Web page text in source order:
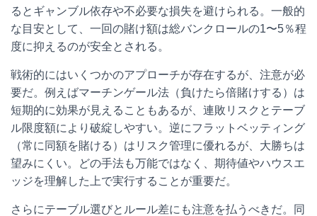
るとギャンブル依存や不必要な損失を避けられる。一般的
な目安として、一回の賭け額は総バンクロールの1〜5％程
度に抑えるのが安全とされる。
戦術的にはいくつかのアプローチが存在するが、注意が必
要だ。例えばマーチンゲール法（負けたら倍賭けする）は
短期的に効果が見えることもあるが、連敗リスクとテーブ
ル限度額により破綻しやすい。逆にフラットベッティング
（常に同額を賭ける）はリスク管理に優れるが、大勝ちは
望みにくい。どの手法も万能ではなく、期待値やハウスエ
ッジを理解した上で実行することが重要だ。
さらにテーブル選びとルール差にも注意を払うべきだ。同